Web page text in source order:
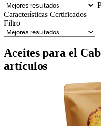
Características Certificados
Filtro
Aceites para el
artículos